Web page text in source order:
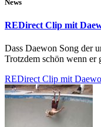
News
REDirect Clip mit
Dass Daewon Song der
Trotzdem schön wenn er
REDirect Clip mit